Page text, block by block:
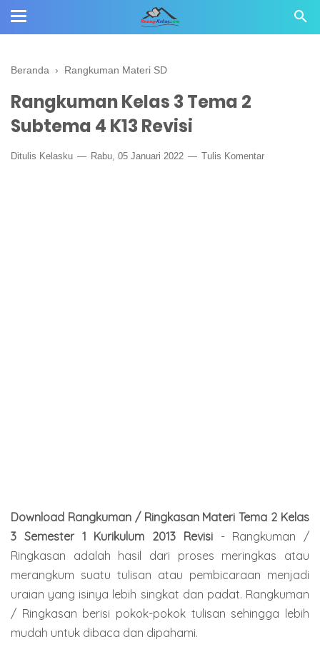
Beranda › Rangkuman Materi SD
Rangkuman Kelas 3 Tema 2
Subtema 4 K13 Revisi
Ditulis Kelasku Rabu, 05 Januari 2022 Tulis Komentar
Download Rangkuman / Ringkasan Materi Tema 2 Kelas
3 Semester 1 Kurikulum 2013 Revisi - Rangkuman /
Ringkasan adalah hasil dari proses meringkas atau
merangkum suatu tulisan atau pembicaraan menjadi
uraian yang isinya lebih singkat dan padat. Rangkuman
/ Ringkasan berisi pokok-pokok tulisan sehingga lebih
mudah untuk dibaca dan dipahami.